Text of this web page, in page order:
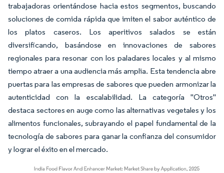
trabajadoras orientándose hacia estos segmentos, buscando
soluciones de comida rápida que imiten el sabor auténtico de
los platos caseros. Los aperitivos salados se están
diversificando, basándose en innovaciones de sabores
regionales para resonar con los paladares locales y al mismo
tiempo atraer a una audiencia más amplia. Esta tendencia abre
puertas para las empresas de sabores que pueden armonizar la
autenticidad con la escalabilidad. La categoría "Otros"
destaca sectores en auge como las alternativas vegetales y los
alimentos funcionales, subrayando el papel fundamental de la
tecnología de sabores para ganar la confianza del consumidor
y lograr el éxito en el mercado.